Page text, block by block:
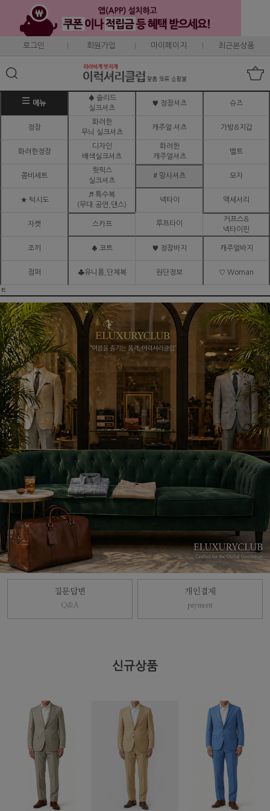
로그인 회원가입 마이페이지 최근본상품
메뉴
♠ 솔리드
실크셔츠
♥ 정장셔츠 슈즈
정장
화려한
무늬 실크셔츠
캐주얼 셔츠 가방&지갑
화려한정장
디자인
배색실크셔츠
화려한
캐주얼셔츠
벨트
콤비세트
핫픽스
실크셔츠
# 망사셔츠 모자
★ 턱시도
♬ 특수복
(무대.공연,댄스)
넥타이 액세서리
자켓 스카프 루프타이
커프스&
넥타이핀
조끼 ♠ 코트 ♥ 정장바지 캐주얼바지
점퍼 ♣유니폼,단체복 원단정보 ♡ Woman
ㅌ
질문답변
Q&A
개인결제
payment
신규상품